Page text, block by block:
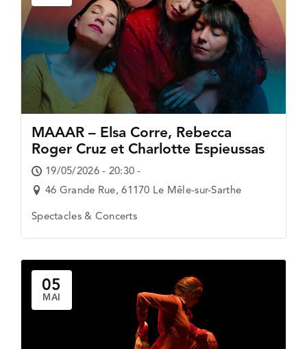
MAAAR – Elsa Corre, Rebecca
Roger Cruz et Charlotte Espieussas
19/05/2026 - 20:30 -
46 Grande Rue, 61170 Le Mêle-sur-Sarthe
Spectacles & Concerts
05
MAI